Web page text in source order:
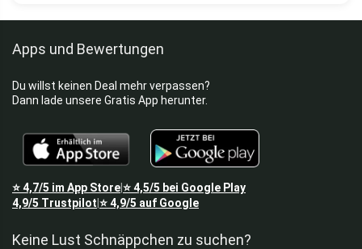
Apps und Bewertungen
Du willst keinen Deal mehr verpassen?
Dann lade unsere Gratis App herunter.
⭐4,7/5 im App Store⭐4,5/5 bei Google Play
4,9/5 Trustpilot ⭐4,9/5 auf Google
Keine Lust Schnäppchen zu suchen?